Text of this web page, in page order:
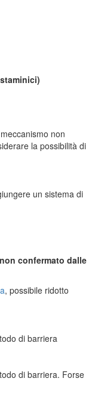
non
la possibilità di
un sistema di
confermato dalle
, possibile ridotto
di barriera
di barriera. Forse